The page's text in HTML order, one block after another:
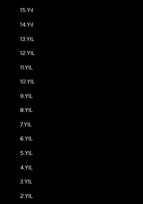
15.Yıl
14.Yıl
13.YIL
12.YIL
11.YIL
10.YIL
9.YIL
8.YIL
7.YIL
6.YIL
5.YIL
4.YIL
3.YIL
2.YIL